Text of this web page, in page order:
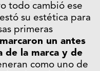
todo cambió ese
su estética para
primeras
marcaron un antes
de la marca y de
como uno de